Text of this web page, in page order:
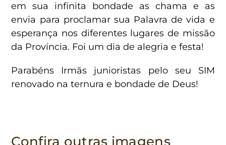
em sua infinita bondade as chama e as
envia para proclamar sua Palavra de vida e
esperança nos diferentes lugares de missão
da Província. Foi um dia de alegria e festa!
Parabéns Irmãs junioristas pelo seu SIM
renovado na ternura e bondade de Deus!
Confira outras imagens